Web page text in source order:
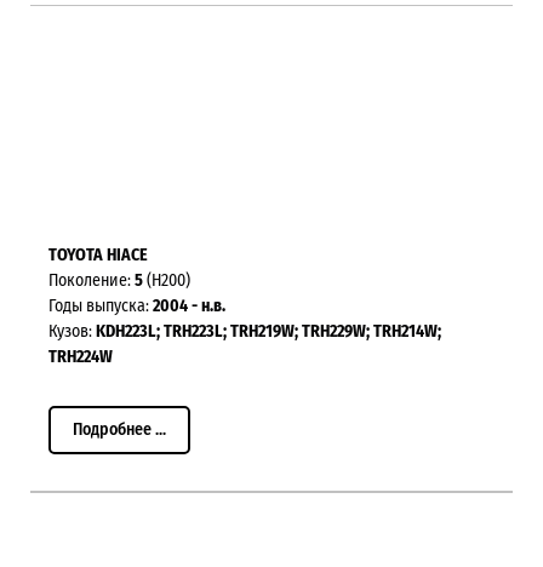
TOYOTA HIACE
Поколение:5(H200)
Годы выпуска:2004 - н.в.
Кузов:KDH223L; TRH223L; TRH219W; TRH229W; TRH214W;
TRH224W
Подробнее ...